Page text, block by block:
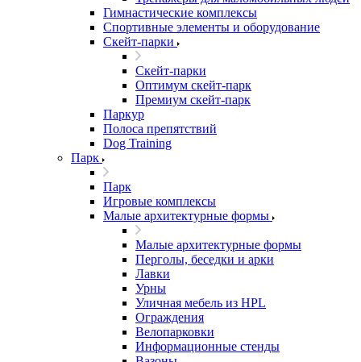
Гимнастические комплексы
Спортивные элементы и оборудование
Скейт-парки
Скейт-парки
Оптимум скейт-парк
Премиум скейт-парк
Паркур
Полоса препятствий
Dog Training
Парк
Парк
Игровые комплексы
Малые архитектурные формы
Малые архитектурные формы
Перголы, беседки и арки
Лавки
Урны
Уличная мебель из HPL
Ограждения
Велопарковки
Информационные стенды